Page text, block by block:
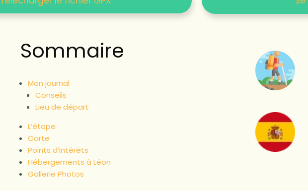
Sommaire
Mon journal
Conseils
Lieu de départ
L’étape
Carte
Points d’intérêts
Hébergements à Léon
Gallerie Photos